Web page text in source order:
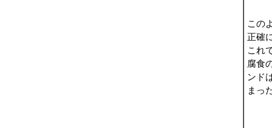
この
正確
これ
腐食
ンド
まっ